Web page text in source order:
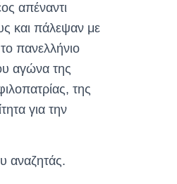
απέναντι
και πάλεψαν με
πανελλήνιο
αγώνα της
της
για την
αναζητάς.